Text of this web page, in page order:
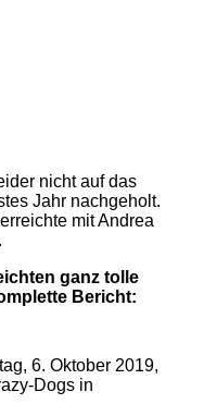
nicht auf das
Jahr nachgeholt.
mit Andrea
ganz tolle
Bericht:
6. Oktober 2019,
Dogs in